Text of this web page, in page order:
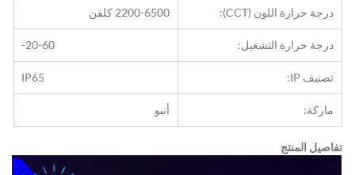
درجة حرارة اللون (CCT): 2200-6500 كلفن
درجة حرارة التشغيل: -20-60
تصنيف IP: IP65
ماركة: أنبو
تفاصيل المنتج